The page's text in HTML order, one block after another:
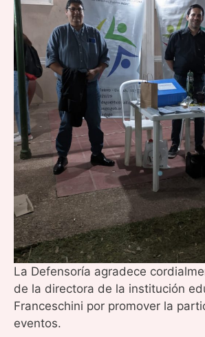
La Defensoría agradece
de la directora de la institución
Franceschini por promover la
eventos.